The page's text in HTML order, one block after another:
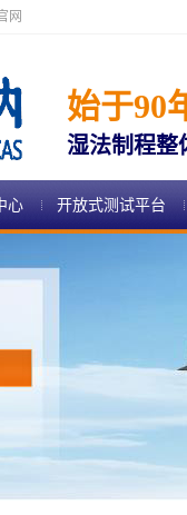
网
始于90
湿法制程整
心 开放式测试平台